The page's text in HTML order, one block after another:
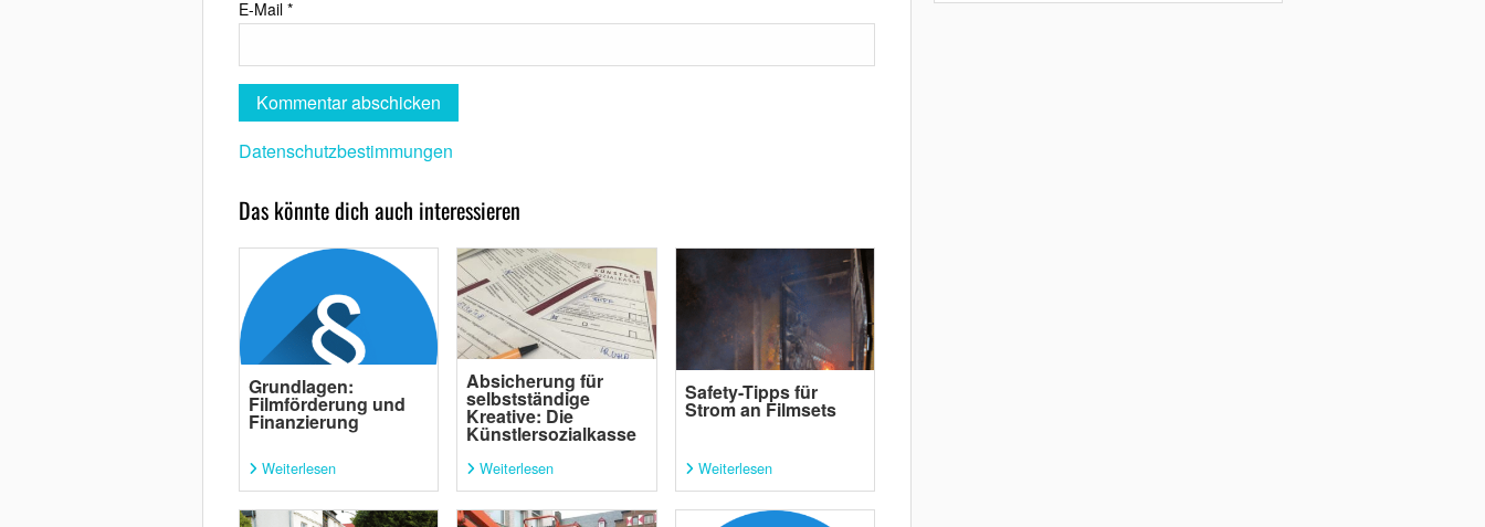
E-Mail *
Datenschutzbestimmungen
Das könnte dich auch interessieren
Grundlagen:
Filmförderung und
Finanzierung
Weiterlesen
Absicherung für
selbstständige
Kreative: Die
Künstlersozialkasse
Weiterlesen
Safety-Tipps für
Strom an Filmsets
Weiterlesen